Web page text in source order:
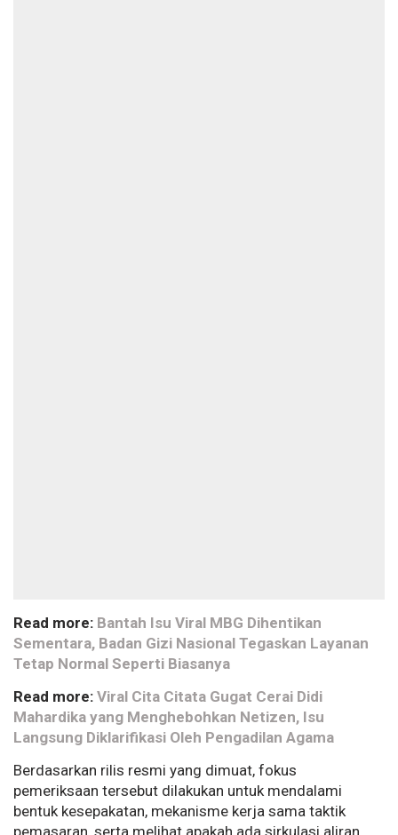
Read more: Bantah Isu Viral MBG Dihentikan
Sementara, Badan Gizi Nasional Tegaskan Layanan
Tetap Normal Seperti Biasanya
Read more: Viral Cita Citata Gugat Cerai Didi
Mahardika yang Menghebohkan Netizen, Isu
Langsung Diklarifikasi Oleh Pengadilan Agama
Berdasarkan rilis resmi yang dimuat, fokus
pemeriksaan tersebut dilakukan untuk mendalami
bentuk kesepakatan, mekanisme kerja sama taktik